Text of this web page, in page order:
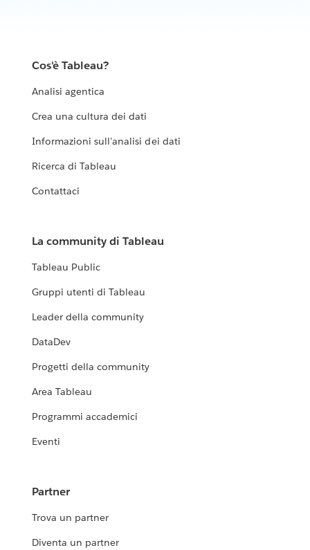
Cos'è Tableau?
Analisi agentica
Crea una cultura dei dati
Informazioni sull'analisi dei dati
Ricerca di Tableau
Contattaci
La community di Tableau
Tableau Public
Gruppi utenti di Tableau
Leader della community
DataDev
Progetti della community
Area Tableau
Programmi accademici
Eventi
Partner
Trova un partner
Diventa un partner